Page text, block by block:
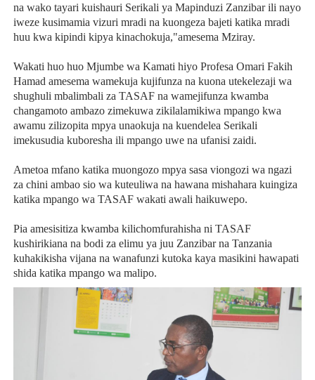
na wako tayari kuishauri Serikali ya Mapinduzi Zanzibar ili nayo
iweze kusimamia vizuri mradi na kuongeza bajeti katika mradi
huu kwa kipindi kipya kinachokuja,"amesema Mziray.
Wakati huo huo Mjumbe wa Kamati hiyo Profesa Omari Fakih
Hamad amesema wamekuja kujifunza na kuona utekelezaji wa
shughuli mbalimbali za TASAF na wamejifunza kwamba
changamoto ambazo zimekuwa zikilalamikiwa mpango kwa
awamu zilizopita mpya unaokuja na kuendelea Serikali
imekusudia kuboresha ili mpango uwe na ufanisi zaidi.
Ametoa mfano katika muongozo mpya sasa viongozi wa ngazi
za chini ambao sio wa kuteuliwa na hawana mishahara kuingiza
katika mpango wa TASAF wakati awali haikuwepo.
Pia amesisitiza kwamba kilichomfurahisha ni TASAF
kushirikiana na bodi za elimu ya juu Zanzibar na Tanzania
kuhakikisha vijana na wanafunzi kutoka kaya masikini hawapati
shida katika mpango wa malipo.